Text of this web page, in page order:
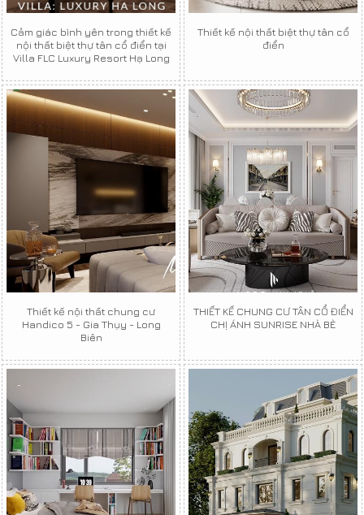
Cảm giác bình yên trong thiết kế
nội thất biệt thự tân cổ điển tại
Villa FLC Luxury Resort Hạ Long
Thiết kế nội thất biệt thự tân cổ
điển
Thiết kế nội thất chung cư
Handico 5 - Gia Thụy - Long
Biên
THIẾT KẾ CHUNG CƯ TÂN CỔ ĐIỂN
CHỊ ÁNH SUNRISE NHÀ BÈ